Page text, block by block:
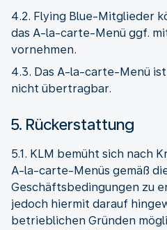
4.2. Flying Blue-Mitglieder
das A-la-carte-Menü ggf.
vornehmen.
4.3. Das A-la-carte-Menü
nicht übertragbar.
5. Rückerstattung
5.1. KLM bemüht sich nach
A-la-carte-Menüs gemäß
Geschäftsbedingungen zu
jedoch hiermit darauf
betrieblichen Gründen